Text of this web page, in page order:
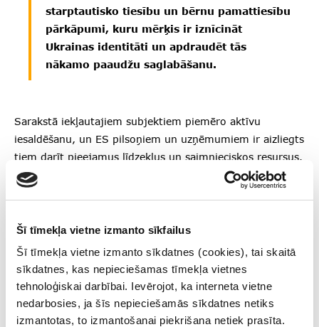
Šī tīmekļa vietne izmanto sīkfailus
Šī tīmekļa vietne izmanto sīkdatnes (cookies), tai skaitā
sīkdatnes, kas nepieciešamas tīmekļa vietnes
tehnoloģiskai darbībai. Ievērojot, ka interneta vietne
nedarbosies, ja šīs nepieciešamās sīkdatnes netiks
izmantotas, to izmantošanai piekrišana netiek prasīta.
starptautisko tiesību un bērnu pamattiesību
pārkāpumi, kuru mērķis ir iznīcināt
Ukrainas identitāti un apdraudēt tās
nākamo paaudžu saglabāšanu.
Sarakstā iekļautajiem subjektiem piemēro aktīvu
iesaldēšanu, un ES pilsoņiem un uzņēmumiem ir aizliegts
tiem darīt pieejamus līdzekļus un saimnieciskos resursus.
Turklāt fiziskām personām noteikts arī ceļošanas
aizliegums, kas liedz tām ieceļot ES teritorijā vai šķērsot
Šie papildinājumi sankciju sarakstā pieņemti ārpus
plašajām ES sankciju kārtām, kas liecina par
mērķtiecīgāku un operatīvāku pieeju sankciju noteikšanā.
Aicinām iepazīties ar papildināto sankciju sarakstu.